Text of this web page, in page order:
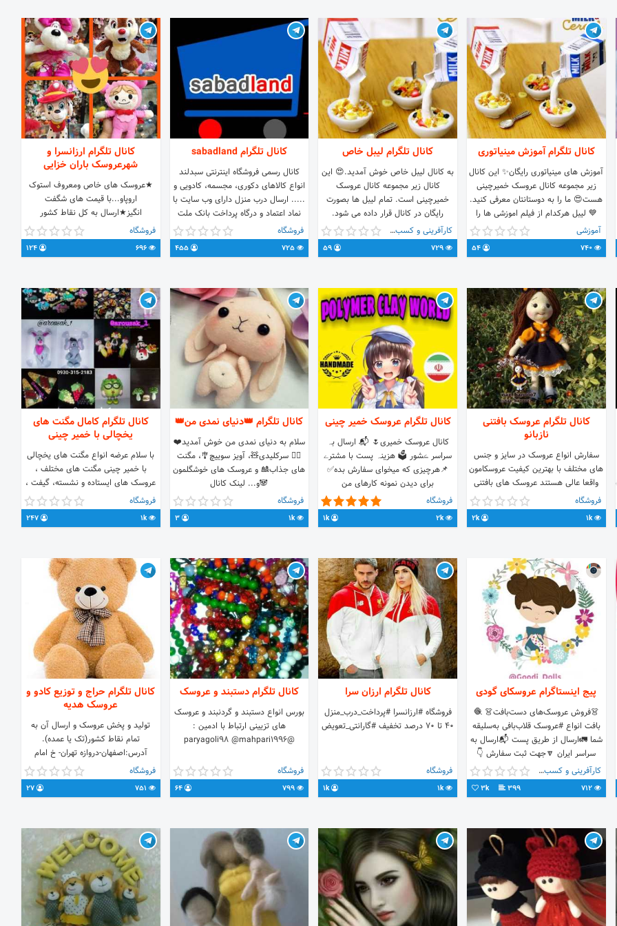
کانال تلگرام آموزش مینیاتوری
آموزش های مینیاتوری رایگان✨ این کانال
زیر مجموعه کانال عروسک خمیرچینی
هست😍 ما را به دوستانتان معرفی کنید.
💙 لیبل هرکدام از فیلم اموزشی ها را
خواستید به من پیام بدید. حتما پیام
سنجاق شده را بخون.
آموزشی
740
54
کانال تلگرام لیبل خاص
به کانال لیبل خاص خوش آمدید.😍 این
کانال زیر مجموعه کانال عروسک
خمیرچینی است. تمام لیبل ها بصورت
رایگان در کانال قرار داده می شود.
حمایت شما افتخار ماست.✨
@timaryalllll
کارآفرینی و کسب و کار
729
59
کانال تلگرام sabadland
کانال رسمی فروشگاه اینترنتی سبدلند
انواع کالاهای دکوری، مجسمه، کادویی و
..... ارسال درب منزل دارای وب سایت با
نماد اعتماد و درگاه پرداخت بانک ملت
عمده فروشی و تک فروشی
www.sabadland.ir پل ارتباطی:
09901652665
فروشگاه
725
455
کانال تلگرام ارزانسرا و
شهرعروسک باران خزایی
★عروسک های خاص ومعروف استوک
اروپاو...با قیمت های شگفت
انگیز★ارسال به کل نقاط کشور
ادرس:بندر بوشهر بازار صفا فروشگاه
عروسک شارجه (باران) SMS,Tel;
09367758557 ایدی سفارش:
فروشگاه
696
124
https://t.me/
کانال تلگرام عروسک بافتنی
نازبانو
سفارش انواع عروسک در سایز و جنس
های مختلف با بهترین کیفیت عروسکامون
واقعا عالی هستند عروسک های بافتنی
بسیار عالی نازبانو برای سفارش مراجعه
پی وی @naz_banooo7 لینک کانال ما
@nazbanoart پیج اینستا
فروشگاه
1k
2k
کانال تلگرام عروسک خمیر چینی
کانال عروسک خمیری🌷 📬 ارسال بہ
سراسر ڪشور 🗳 هزینہ پست با مشترے
📌هرچیزی که میخوای سفارش بده✅
برای دیدن نمونه کارهای من
#سفارش_مشتری را بزنید. 🚫پیام سنجاق
شده مطالعه شود.😊 @Timaaryallll
👈🆔👩‍💻
فروشگاه
2k
1k
کانال تلگرام 👑دنیای نمدی من👑
سلام به دنیای نمدی من خوش آمدید❤️
👱‍♀️ سرکلیدی🧸، آویز سوییچ🎐، مگنت
های جذاب🎎 و عروسک های خوشگلمون
🐼و... لینک کانال
ما:https://t.me/joinchat/AAAAAFN2_dh_w4OrxRrOOA
ارسال به تمام نقاط ایران🥳 آیدی جهت
سفارش: @karafarinan_990
فروشگاه
1k
3
کانال تلگرام کامال مگنت های
یخچالی با خمیر چینی
با سلام عرضه انواع مگنت های یخچالی
با خمیر چینی مگنت های مختلف ،
عروسک های ایستاده و نشسته، گیفت ،
پنس سر ، تل ، و .... کیفیت خوب قیمت
مناسب تنوع زیاد ارسال به تمام نقاط
ایران
فروشگاه
1k
247
پیج اینستاگرام عروسکای گودی
👗فروش عروسک‌های دست‌بافت👗 🧶
بافت انواع #عروسک قلاب‌بافی به‌سلیقه
شما 🚛ارسال از طریق پست 📬ارسال به
سراسر ایران 🔽جهت ثبت سفارش 👇
دایرکت و تلگرام ما
کارآفرینی و کسب و کار
712
399
3k
کانال تلگرام ارزان سرا
فروشگاه #ارزانسرا #پرداخت_درب_منزل
۴۰ تا ۷۰ درصد تخفیف #گارانتی_تعویض
فروشگاه
1k
1k
کانال تلگرام دستبند و عروسک
بورس انواع دستبند و گردنبند و عروسک
های تزیینی ارتباط با ادمین :
@paryagoli98 @mahpari1996
فروشگاه
799
64
کانال تلگرام حراج و توزیع کادو و
عروسک هدیه
تولید و پخش عروسک و ارسال آن به
تمام نقاط کشور(تک یا عمده).
آدرس:اصفهان-دروازه تهران- خ امام
خمینی - خ امام رضا- جنب استخر صدف
* تماس: 09138009367 ثبت سفارش:
Bishtar_Az_Yek_Nafar@
فروشگاه
27